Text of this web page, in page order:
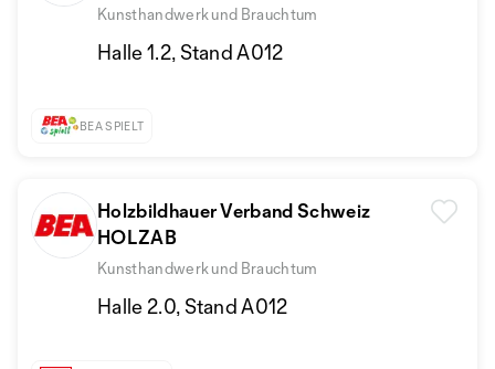
Kunsthandwerk und Brauchtum
Halle 1.2, Stand A012
BEA SPIELT
Holzbildhauer Verband Schweiz
HOLZAB
Kunsthandwerk und Brauchtum
Halle 2.0, Stand A012